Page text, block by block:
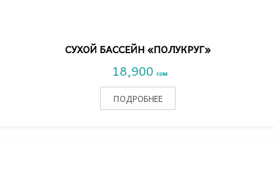
СУХОЙ БАССЕЙН «ПОЛУКРУГ»
18,900 сом
ПОДРОБНЕЕ